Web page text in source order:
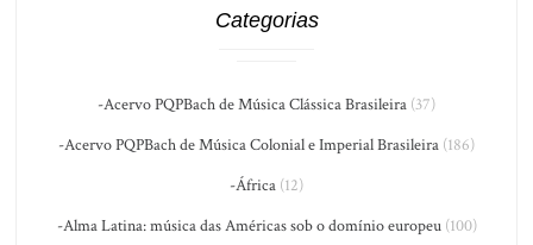
Categorias
-Acervo PQPBach de Música Clássica Brasileira (37)
-Acervo PQPBach de Música Colonial e Imperial Brasileira (186)
-África (12)
-Alma Latina: música das Américas sob o domínio europeu(100)